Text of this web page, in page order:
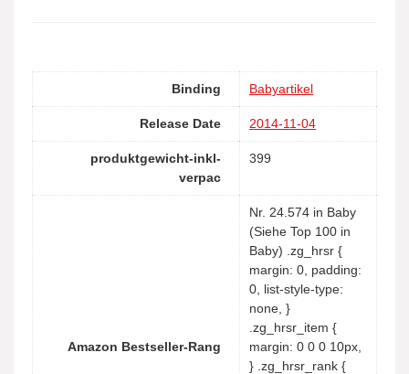
Binding Babyartikel
Release Date 2014-11-04
produktgewicht-inkl-
verpac
399
Amazon Bestseller-Rang
Nr. 24.574 in Baby
(Siehe Top 100 in
Baby) .zg_hrsr {
margin: 0, padding:
0, list-style-type:
none, }
.zg_hrsr_item {
margin: 0 0 0 10px,
} .zg_hrsr_rank {